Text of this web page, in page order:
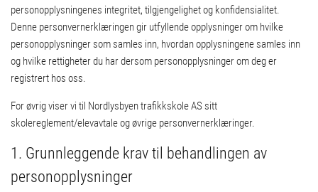
personopplysningenes integritet, tilgjengelighet og konfidensialitet.
Denne personvernerklæringen gir utfyllende opplysninger om hvilke
personopplysninger som samles inn, hvordan opplysningene samles inn
og hvilke rettigheter du har dersom personopplysninger om deg er
registrert hos oss.
For øvrig viser vi til Nordlysbyen trafikkskole AS sitt
skolereglement/elevavtale og øvrige personvernerklæringer.
1. Grunnleggende krav til behandlingen av
personopplysninger